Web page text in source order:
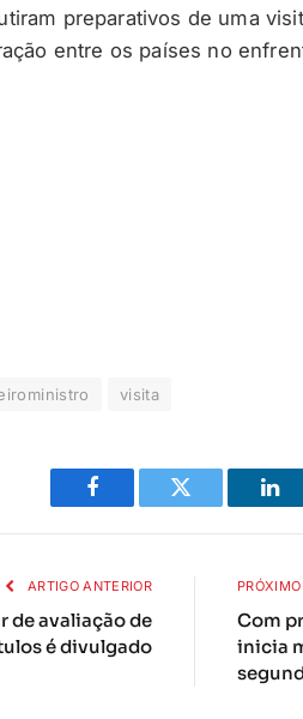
preparativos de uma
entre os países no
visita
Facebook Twitter
ARTIGO ANTERIOR
de avaliação de
é divulgado
Com
inicia